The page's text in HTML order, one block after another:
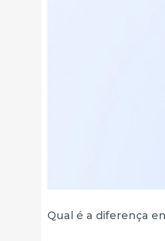
Qual é a diferença